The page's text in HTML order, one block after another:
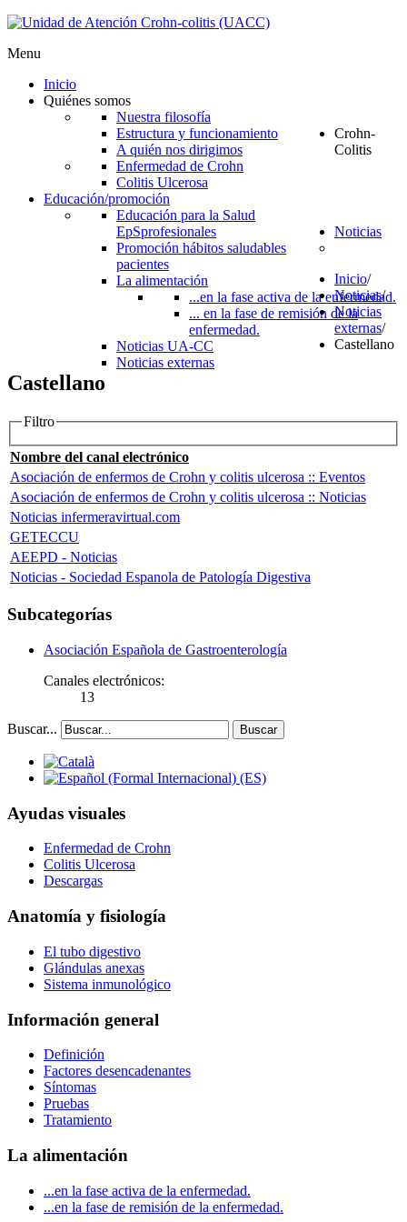
Menu
Inicio
Quiénes somos
Nuestra filosofía
Estructura y funcionamiento
A quién nos dirigimos
Crohn-
Colitis
Enfermedad de Crohn
Colitis Ulcerosa
Educación/promoción
Educación para la Salud
EpSprofesionales
Promoción hábitos saludables
pacientes
La alimentación
...en la fase activa de la enfermedad.
... en la fase de remisión de la
enfermedad.
Noticias
Noticias UA-CC
Noticias externas
Inicio/
Noticias/
Noticias
externas/
Castellano
Castellano
Filtro
Nombre del canal electrónico
Asociación de enfermos de Crohn y colitis ulcerosa :: Eventos
Asociación de enfermos de Crohn y colitis ulcerosa :: Noticias
Noticias infermeravirtual.com
GETECCU
AEEPD - Noticias
Noticias - Sociedad Espanola de Patología Digestiva
Subcategorías
Asociación Española de Gastroenterología
Canales electrónicos:
13
Buscar... Buscar
Ayudas visuales
Enfermedad de Crohn
Colitis Ulcerosa
Descargas
Anatomía y fisiología
El tubo digestivo
Glándulas anexas
Sistema inmunológico
Información general
Definición
Factores desencadenantes
Síntomas
Pruebas
Tratamiento
La alimentación
...en la fase activa de la enfermedad.
...en la fase de remisión de la enfermedad.